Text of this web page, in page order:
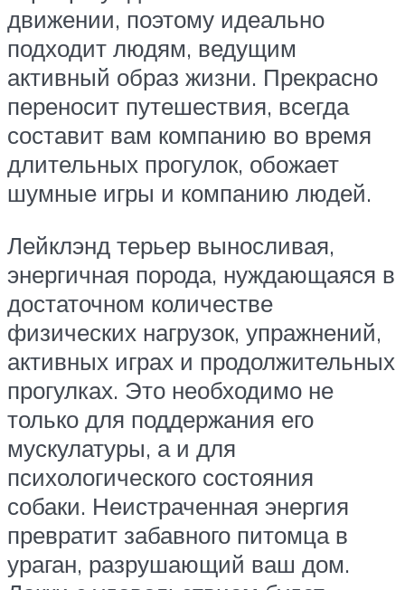
движении, поэтому идеально
подходит людям, ведущим
активный образ жизни. Прекрасно
переносит путешествия, всегда
составит вам компанию во время
длительных прогулок, обожает
шумные игры и компанию людей.
Лейклэнд терьер выносливая,
энергичная порода, нуждающаяся в
достаточном количестве
физических нагрузок, упражнений,
активных играх и продолжительных
прогулках. Это необходимо не
только для поддержания его
мускулатуры, а и для
психологического состояния
собаки. Неистраченная энергия
превратит забавного питомца в
ураган, разрушающий ваш дом.